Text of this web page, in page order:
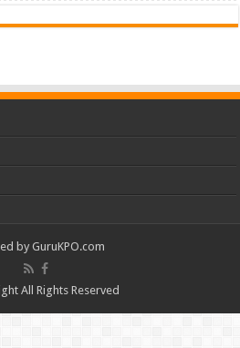
by GuruKPO.com
All Rights Reserved